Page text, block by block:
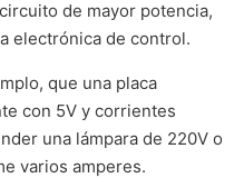
de mayor potencia,
electrónica de control.
que una placa
con 5V y corrientes
una lámpara de 220V o
varios amperes.